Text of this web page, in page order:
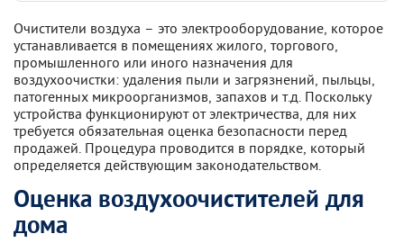
Очистители воздуха – это электрооборудование, которое
устанавливается в помещениях жилого, торгового,
промышленного или иного назначения для
воздухоочистки: удаления пыли и загрязнений, пыльцы,
патогенных микроорганизмов, запахов и т.д. Поскольку
устройства функционируют от электричества, для них
требуется обязательная оценка безопасности перед
продажей. Процедура проводится в порядке, который
определяется действующим законодательством.
Оценка воздухоочистителей для
дома